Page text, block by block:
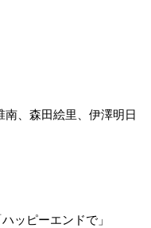
、森田絵里、伊澤明日
ッピーエンドで」